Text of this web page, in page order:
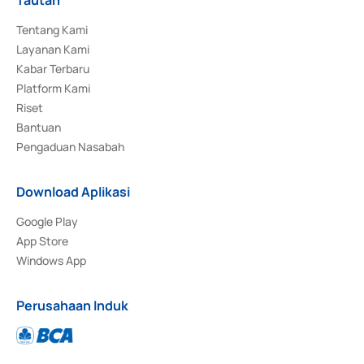
Tentang Kami
Layanan Kami
Kabar Terbaru
Platform Kami
Riset
Bantuan
Pengaduan Nasabah
Download Aplikasi
Google Play
App Store
Windows App
Perusahaan Induk